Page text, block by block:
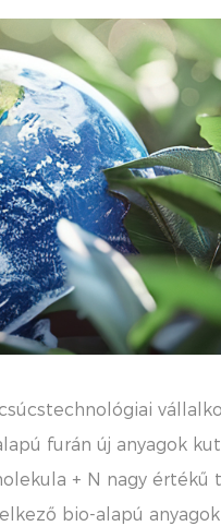
furán új anyagok
+ N nagy értékű
bio-alapú